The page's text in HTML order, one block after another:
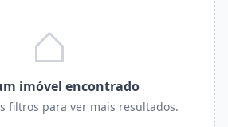
imóvel encontrado
filtros para ver mais resultados.